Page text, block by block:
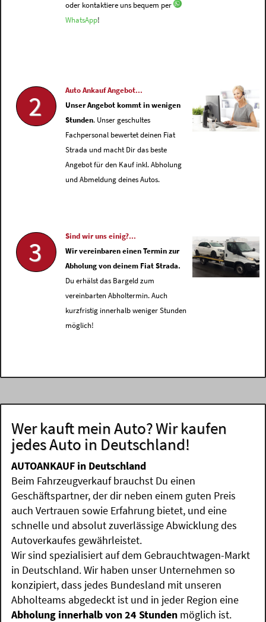
oder kontaktiere uns bequem per
WhatsApp!
2
Auto Ankauf Angebot...
Unser Angebot kommt in wenigen
Stunden. Unser geschultes
Fachpersonal bewertet deinen Fiat
Strada und macht Dir das beste
Angebot für den Kauf inkl. Abholung
und Abmeldung deines Autos.
3
Sind wir uns einig?...
Wir vereinbaren einen Termin zur
Abholung von deinem Fiat Strada.
Du erhälst das Bargeld zum
vereinbarten Abholtermin. Auch
kurzfristig innerhalb weniger Stunden
möglich!
Wer kauft mein Auto? Wir kaufen
jedes Auto in Deutschland!
AUTOANKAUF in Deutschland
Beim Fahrzeugverkauf brauchst Du einen
Geschäftspartner, der dir neben einem guten Preis
auch Vertrauen sowie Erfahrung bietet, und eine
schnelle und absolut zuverlässige Abwicklung des
Autoverkaufes gewährleistet.
Wir sind spezialisiert auf dem Gebrauchtwagen-Markt
in Deutschland. Wir haben unser Unternehmen so
konzipiert, dass jedes Bundesland mit unseren
Abholteams abgedeckt ist und in jeder Region eine
Abholung innerhalb von 24 Stunden möglich ist.